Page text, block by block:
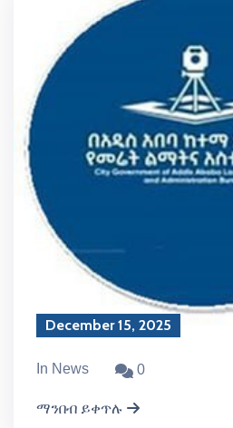
December 15, 2025
In News 0
ማንበብ ይቀጥሉ